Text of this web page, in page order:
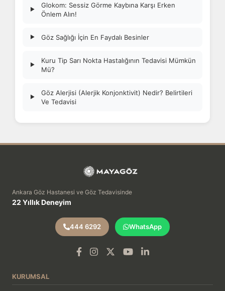
▶
Glokom: Sessiz Görme Kaybına Karşı Erken
Önlem Alın!
▶ Göz Sağlığı İçin En Faydalı Besinler
▶
Kuru Tip Sarı Nokta Hastalığının Tedavisi Mümkün
Mü?
▶
Göz Alerjisi (Alerjik Konjonktivit) Nedir? Belirtileri
Ve Tedavisi
Ankara Göz Hastanesi ve Göz Tedavisinde
22 Yıllık Deneyim
444 6292 WhatsApp
KURUMSAL